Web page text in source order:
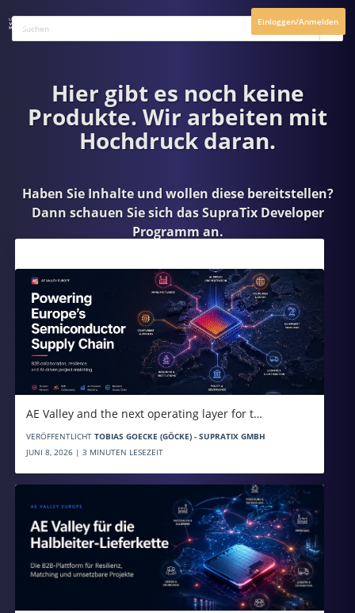
Einloggen/Anmelden
Hier gibt es noch keine
Produkte. Wir arbeiten mit
Hochdruck daran.
Haben Sie Inhalte und wollen diese bereitstellen?
Dann schauen Sie sich dasSupraTix Developer
Programman.
AE Valley and the next operating layer for t…
VERÖFFENTLICHT TOBIAS GOECKE (GÖCKE) - SUPRATIX GMBH
JUNI 8, 2026 | 3 MINUTEN LESEZEIT